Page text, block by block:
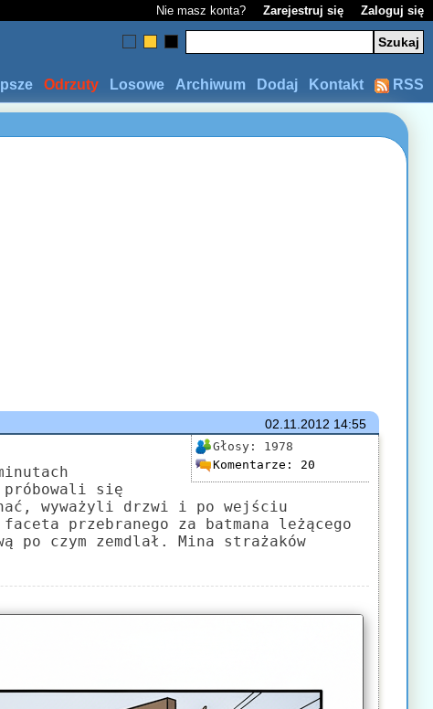
Nie masz konta? Zarejestruj się Zaloguj się
RSS
Kontakt
Dodaj
Archiwum
Losowe
Odrzuty
02.11.2012 14:55
Głosy: 1978
Komentarze: 20
się
wyważyli drzwi i po wejściu
przebranego za batmana leżącego
po czym zemdlał. Mina strażaków